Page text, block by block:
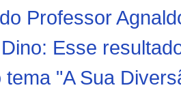
Professor
Esse
tema "A Sua